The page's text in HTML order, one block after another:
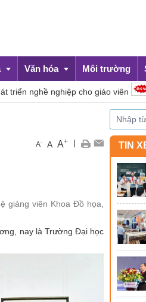
Văn hóa Môi trường
cho giáo viên Sơn
A- A A+ |
giảng viên Khoa Đồ họa,
nay là Trường Đại học
TIN